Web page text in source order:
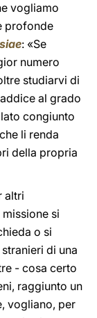
vogliamo
profonde
: «Se
numero
studiarvi di
al grado
congiunto
li renda
della propria
altri
si
o si
di una
- cosa certo
raggiunto un
vogliano, per